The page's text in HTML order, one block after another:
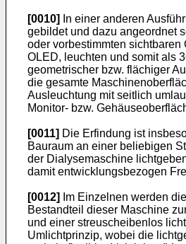
[0010]
In einer anderen
gebildet und dazu angeordnet
oder vorbestimmten
OLED, leuchten und somit als
geometrischer bzw. flächiger
die gesamte
Ausleuchtung mit seitlich
Monitor- bzw.
[0011] Die Erfindung ist
Bauraum an einer beliebigen
der Dialysemaschine
damit entwicklungsbezogen
[0012]
Im Einzelnen werden
Bestandteil dieser Maschine
und einer streuscheibenlos
Umlichtprinzip, wobei die